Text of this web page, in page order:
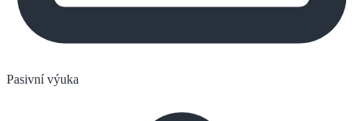
Pasivní výuka